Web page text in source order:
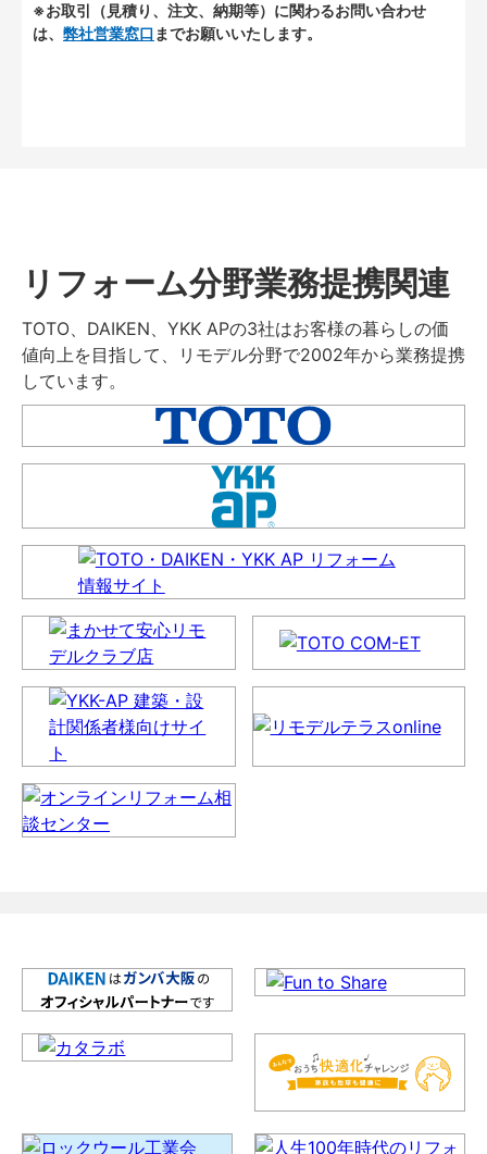
※お取引（見積り、注文、納期等）に関わるお問い合わせ
は、 弊社営業窓口 までお願いいたします。
リフォーム分野業務提携関連
TOTO、DAIKEN、YKK APの3社はお客様の暮らしの価
値向上を目指して、リモデル分野で2002年から業務提携
しています。